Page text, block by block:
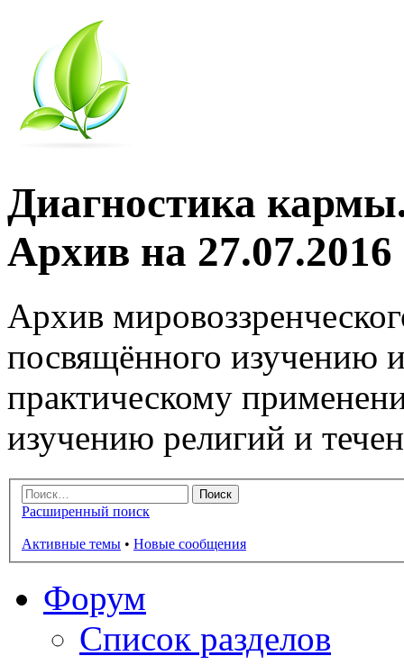
Диагностика
Архив на 27.07.2016
Архив
посвящённого изучению
практическому
изучению религий и
Расширенный поиск
Активные темы • Новые сообщения
Форум
Список разделов